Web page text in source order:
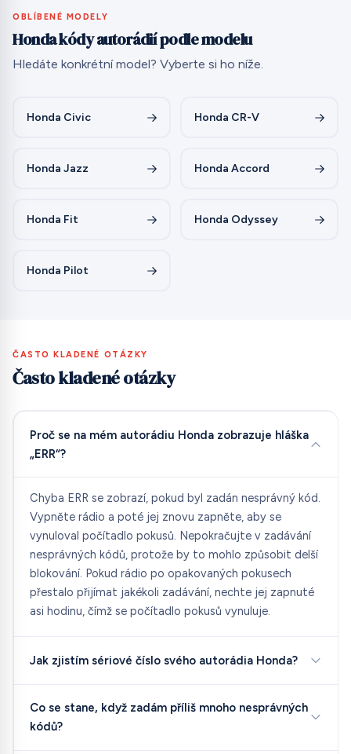
OBLÍBENÉ MODELY
Honda kódy autorádií podle modelu
Hledáte konkrétní model? Vyberte si ho níže.
Honda Civic Honda CR-V
Honda Jazz Honda Accord
Honda Fit Honda Odyssey
Honda Pilot
ČASTO KLADENÉ OTÁZKY
Často kladené otázky
Proč se na mém autorádiu Honda zobrazuje hláška
„ERR“?
Chyba ERR se zobrazí, pokud byl zadán nesprávný kód.
Vypněte rádio a poté jej znovu zapněte, aby se
vynuloval počítadlo pokusů. Nepokračujte v zadávání
nesprávných kódů, protože by to mohlo způsobit delší
blokování. Pokud rádio po opakovaných pokusech
přestalo přijímat jakékoli zadávání, nechte jej zapnuté
asi hodinu, čímž se počítadlo pokusů vynuluje.
Jak zjistím sériové číslo svého autorádia Honda?
Co se stane, když zadám příliš mnoho nesprávných
kódů?